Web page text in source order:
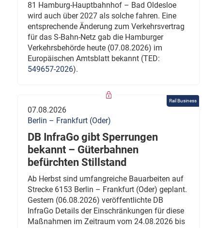
81 Hamburg-Hauptbahnhof – Bad Oldesloe
wird auch über 2027 als solche fahren. Eine
entsprechende Änderung zum Verkehrsvertrag
für das S-Bahn-Netz gab die Hamburger
Verkehrsbehörde heute (07.08.2026) im
Europäischen Amtsblatt bekannt (TED:
549657-2026).
Rail Business
07.08.2026
Berlin – Frankfurt (Oder)
DB InfraGo gibt Sperrungen
bekannt – Güterbahnen
befürchten Stillstand
Ab Herbst sind umfangreiche Bauarbeiten auf
Strecke 6153 Berlin – Frankfurt (Oder) geplant.
Gestern (06.08.2026) veröffentlichte DB
InfraGo Details der Einschränkungen für diese
Maßnahmen im Zeitraum vom 24.08.2026 bis